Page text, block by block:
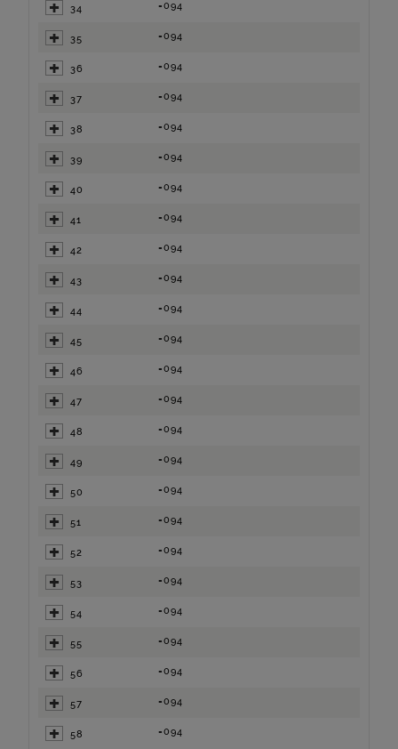
34 =094
35 =094
36 =094
37 =094
38 =094
39 =094
40 =094
41 =094
42 =094
43 =094
44 =094
45 =094
46 =094
47 =094
48 =094
49 =094
50 =094
51 =094
52 =094
53 =094
54 =094
55 =094
56 =094
57 =094
58 =094